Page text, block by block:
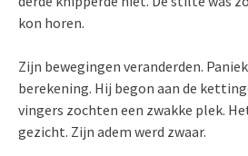
kon horen.
Zijn bewegingen veranderden.
berekening. Hij begon aan de
vingers zochten een zwakke plek.
gezicht. Zijn adem werd zwaar.